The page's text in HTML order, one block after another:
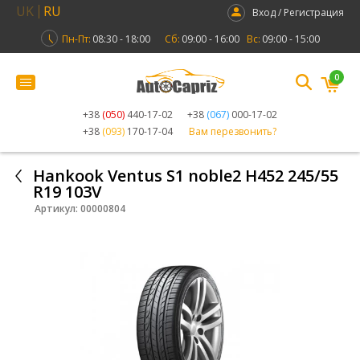
UK RU
Вход / Регистрация
Пн-Пт: 08:30 - 18:00 Сб: 09:00 - 16:00 Вс: 09:00 - 15:00
+38 (050) 440-17-02 +38 (067) 000-17-02
+38 (093) 170-17-04 Вам перезвонить?
0
Hankook Ventus S1 noble2 H452 245/55
R19 103V
Артикул: 00000804